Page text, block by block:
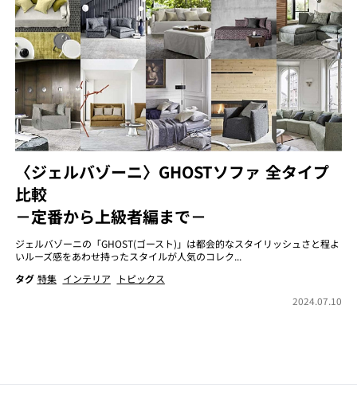
〈ジェルバゾーニ〉GHOSTソファ 全タイプ
比較
－定番から上級者編まで－
ジェルバゾーニの「GHOST(ゴースト)」は都会的なスタイリッシュさと程よ
いルーズ感をあわせ持ったスタイルが人気のコレク...
タグ 特集 インテリア
トピックス
2024.07.10